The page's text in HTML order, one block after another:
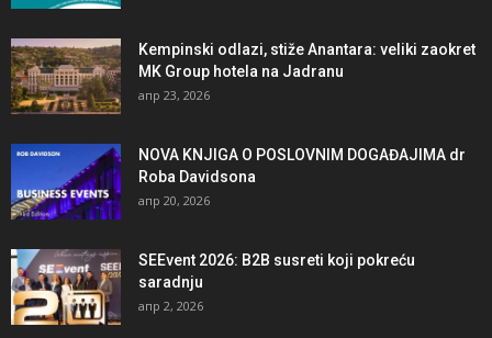
Kempinski odlazi, stiže Anantara: veliki zaokret
MK Group hotela na Jadranu
апр 23, 2026
NOVA KNJIGA O POSLOVNIM DOGAĐAJIMA dr
Roba Davidsona
апр 20, 2026
SEEvent 2026: B2B susreti koji pokreću
saradnju
апр 2, 2026